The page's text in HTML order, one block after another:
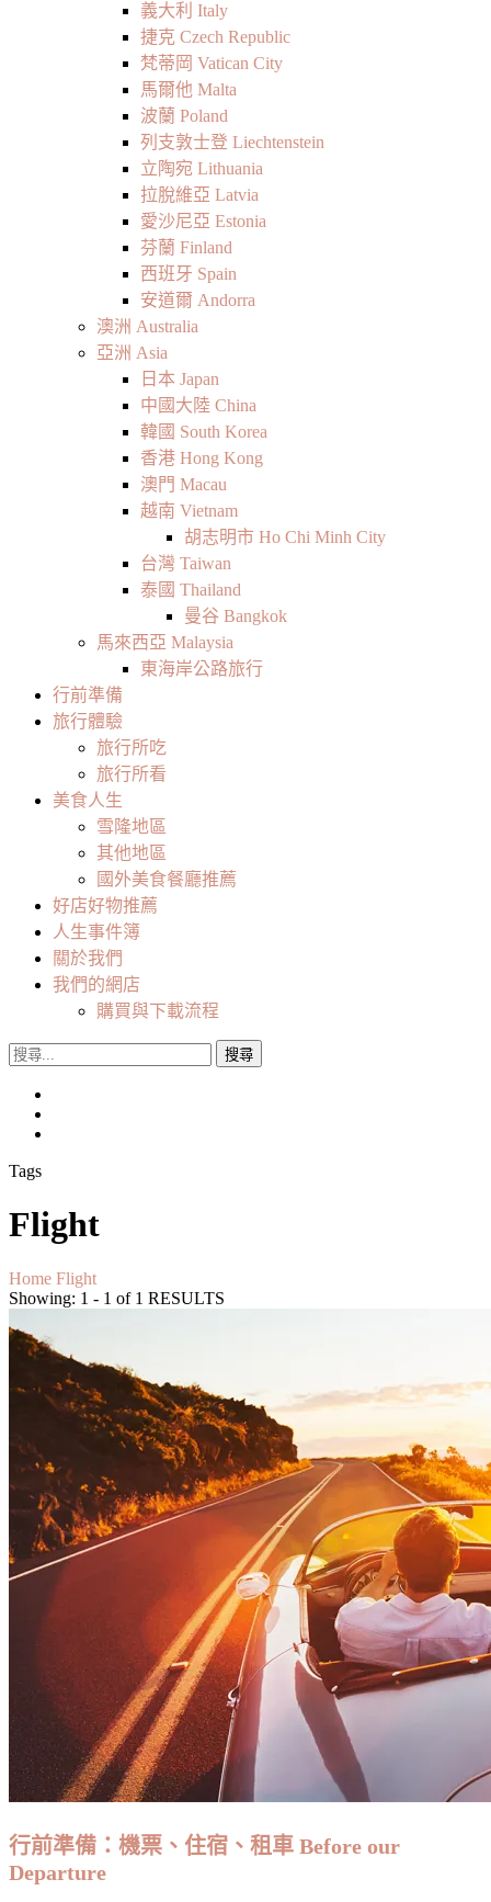
義大利 Italy
捷克 Czech Republic
梵蒂岡 Vatican City
馬爾他 Malta
波蘭 Poland
列支敦士登 Liechtenstein
立陶宛 Lithuania
拉脫維亞 Latvia
愛沙尼亞 Estonia
芬蘭 Finland
西班牙 Spain
安道爾 Andorra
澳洲 Australia
亞洲 Asia
日本 Japan
中國大陸 China
韓國 South Korea
香港 Hong Kong
澳門 Macau
越南 Vietnam
胡志明市 Ho Chi Minh City
台灣 Taiwan
泰國 Thailand
曼谷 Bangkok
馬來西亞 Malaysia
東海岸公路旅行
行前準備
旅行體驗
旅行所吃
旅行所看
美食人生
雪隆地區
其他地區
國外美食餐廳推薦
好店好物推薦
人生事件簿
關於我們
我們的網店
購買與下載流程
搜
Tags
Flight
Home Flight
Showing: 1 - 1 of 1 RESULTS
行前準備：機票、住宿、租車 Before our
Departure